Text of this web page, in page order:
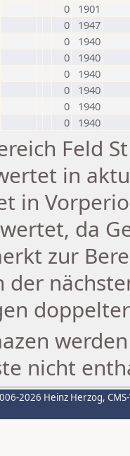
0
1901
0
1947
0
1940
0
1940
0
1940
0
1940
0
1940
0 1940
Feld
in
in
da
zur
der
nicht
2026 Heinz Herzog,